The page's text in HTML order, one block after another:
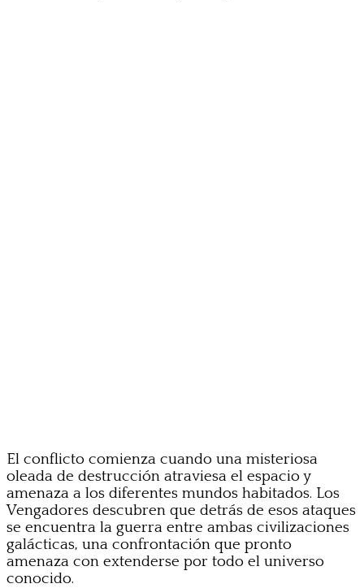
El conflicto comienza cuando una misteriosa
oleada de destrucción atraviesa el espacio y
amenaza a los diferentes mundos habitados. Los
Vengadores descubren que detrás de esos ataques
se encuentra la guerra entre ambas civilizaciones
galácticas, una confrontación que pronto
amenaza con extenderse por todo el universo
conocido.